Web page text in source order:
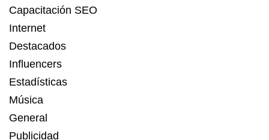
Capacitación SEO
Internet
Destacados
Influencers
Estadísticas
Música
General
Publicidad